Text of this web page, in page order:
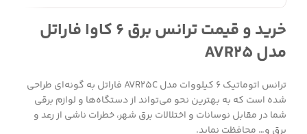
خرید و قیمت ترانس برق ۶ کاوا فاراتل
مدل AVR25
ترانس اتوماتیک ۶ کیلووات مدل AVR25C فاراتل به گونه‌ای طراحی
شده است که به بهترین نحو می‌تواند از دستگاه‌ها و لوازم برقی
شما در مقابل نوسانات و اختلالات برق شهر، خطرات ناشی از رعد و
برق و… محافظت نماید.